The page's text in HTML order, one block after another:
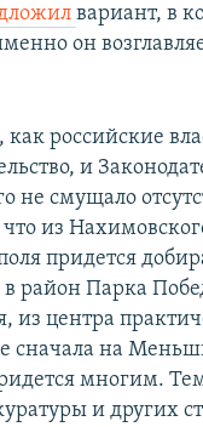
вариант, в
он
российские
и
не смущало
из
придется
район Парка
из центра
сначала на
многим.
и других